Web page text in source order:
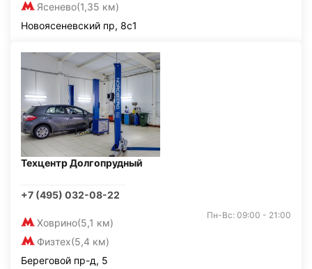
Ясенево(1,35 км)
Новоясеневский пр, 8с1
Техцентр Долгопрудный
+7 (495) 032-08-22
Ховрино(5,1 км)
Физтех(5,4 км)
Пн-Вс: 09:00 - 21:00
Береговой пр-д, 5